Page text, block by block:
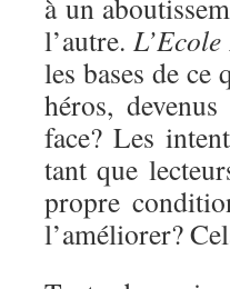
à un
l’autre.
les bases de ce
héros,
face? Les
tant que
propre
l’améliorer?